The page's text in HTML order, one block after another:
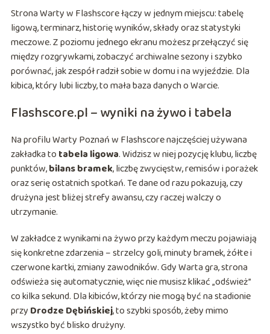
Strona Warty w Flashscore łączy w jednym miejscu: tabelę
ligową, terminarz, historię wyników, składy oraz statystyki
meczowe. Z poziomu jednego ekranu możesz przełączyć się
między rozgrywkami, zobaczyć archiwalne sezony i szybko
porównać, jak zespół radził sobie w domu i na wyjeździe. Dla
kibica, który lubi liczby, to mała baza danych o Warcie.
Flashscore.pl – wyniki na żywo i tabela
Na profilu Warty Poznań w Flashscore najczęściej używana
zakładka to tabela ligowa. Widzisz w niej pozycję klubu, liczbę
punktów,bilans bramek, liczbę zwycięstw, remisów i porażek
oraz serię ostatnich spotkań. Te dane od razu pokazują, czy
drużyna jest bliżej strefy awansu, czy raczej walczy o
utrzymanie.
W zakładce z wynikami na żywo przy każdym meczu pojawiają
się konkretne zdarzenia – strzelcy goli, minuty bramek, żółte i
czerwone kartki, zmiany zawodników. Gdy Warta gra, strona
odświeża się automatycznie, więc nie musisz klikać „odśwież”
co kilka sekund. Dla kibiców, którzy nie mogą być na stadionie
przy Drodze Dębińskiej, to szybki sposób, żeby mimo
wszystko być blisko drużyny.